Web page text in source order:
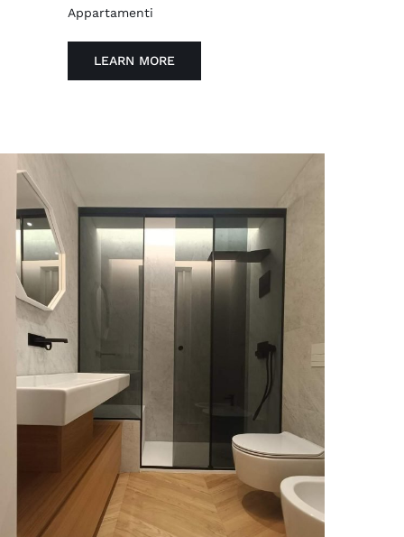
Appartamenti
LEARN MORE